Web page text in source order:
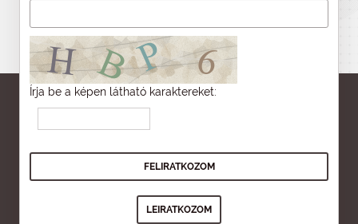
Írja be a képen látható karaktereket: